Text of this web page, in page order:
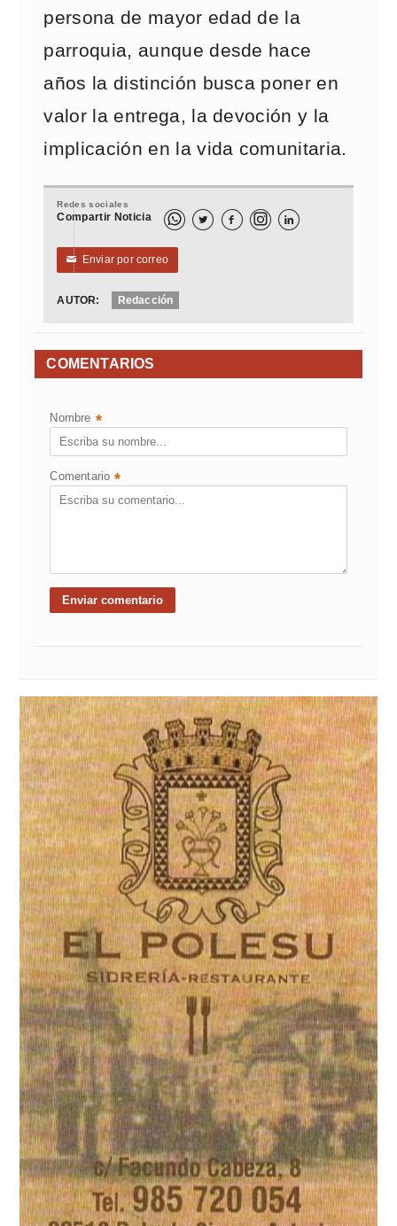
persona de mayor edad de la
parroquia, aunque desde hace
años la distinción busca poner en
valor la entrega, la devoción y la
implicación en la vida comunitaria.
Redes sociales
Compartir Noticia   
✉ Enviar por correo
AUTOR: Redacción
COMENTARIOS
Nombre *
Comentario *